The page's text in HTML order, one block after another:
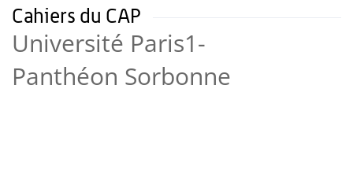
Cahiers du CAP
Université Paris1-
Panthéon Sorbonne